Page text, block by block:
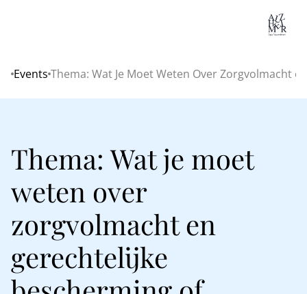
Home
Events Thema: Wat Je Moet Weten Over Zorgvolmacht
Thema: Wat je moet
weten over
zorgvolmacht en
gerechtelijke